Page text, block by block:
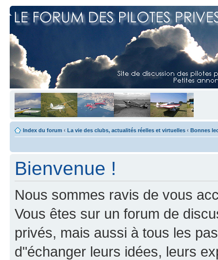
Index du forum ‹ La vie des clubs, actualités réelles et virtuelles ‹ Bonnes
Bienvenue !
Nous sommes ravis de vous
Vous êtes sur un forum de
privés, mais aussi à tous les
d"échanger leurs idées, leurs